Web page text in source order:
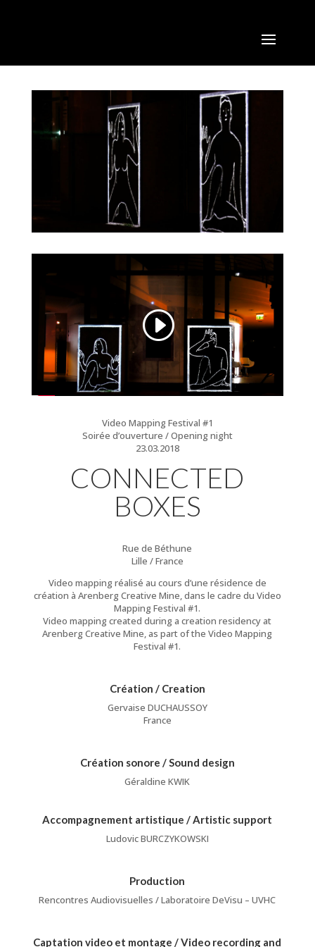
Video Mapping Festival #1
Soirée d’ouverture / Opening night
23.03.2018
CONNECTED
BOXES
Rue de Béthune
Lille / France
Video mapping réalisé au cours d’une résidence de
création à Arenberg Creative Mine, dans le cadre du Video
Mapping Festival #1.
Video mapping created during a creation residency at
Arenberg Creative Mine, as part of the Video Mapping
Festival #1.
Création / Creation
Gervaise DUCHAUSSOY
France
Création sonore / Sound design
Géraldine KWIK
Accompagnement artistique / Artistic support
Ludovic BURCZYKOWSKI
Production
Rencontres Audiovisuelles / Laboratoire DeVisu – UVHC
Captation video et montage / Video recording and